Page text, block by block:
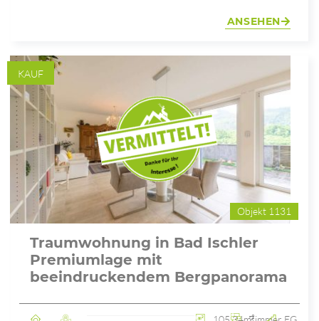
ANSEHEN
KAUF
Objekt 1131
Traumwohnung in Bad Ischler
Premiumlage mit
beeindruckendem Bergpanorama